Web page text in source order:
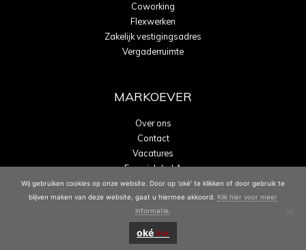
Coworking
Flexwerken
Zakelijk vestigingsadres
Vergaderruimte
MARKOEVER
Over ons
Contact
Vacatures
Energielabel A
Wij gebruiken cookies op onze website. Door op 'oké' te klikken of door gebruik te
blijven maken van deze website, gaat u hiermee akkoord. Klik hier voor meer
informatie
oké